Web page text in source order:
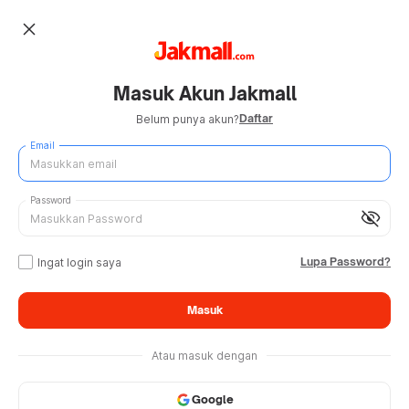
close
Masuk Akun Jakmall
Belum punya akun?Daftar
Email
visibility_off
Password
Ingat login saya Lupa Password?
Masuk
Atau masuk dengan
Google